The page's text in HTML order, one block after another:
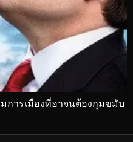
การเมืองที่ฮาจนต้องกุมขมับ